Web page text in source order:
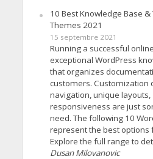
10 Best Knowledge Base &
Themes 2021
15 septembre 2021
Running a successful
exceptional WordPress
that organizes
customers. Customization
navigation, unique layouts,
responsiveness are just
need. The following 10
represent the best options
Explore the full range to
Dusan Milovanovic